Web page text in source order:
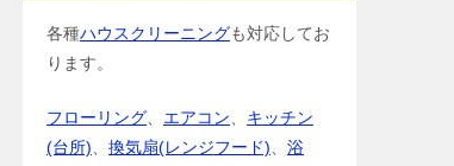
各種ハウスクリーニングも対応してお
ります。
フローリング エアコン
キッチン
(台所)
換気扇(レンジフード)
浴